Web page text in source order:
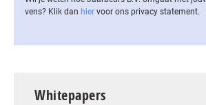
vens? Klik dan hier voor ons privacy statement.
Whitepapers